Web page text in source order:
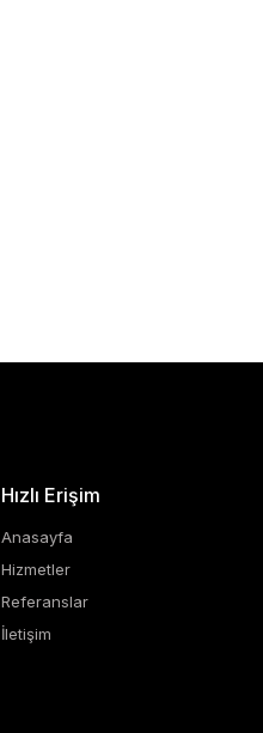
Hızlı Erişim
Anasayfa
Hizmetler
Referanslar
İletişim